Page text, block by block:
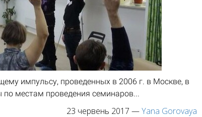
импульсу, проведенных в 2006 г. в Москве, в
местам проведения семинаров...
23 червень 2017 —Yana Gorovaya